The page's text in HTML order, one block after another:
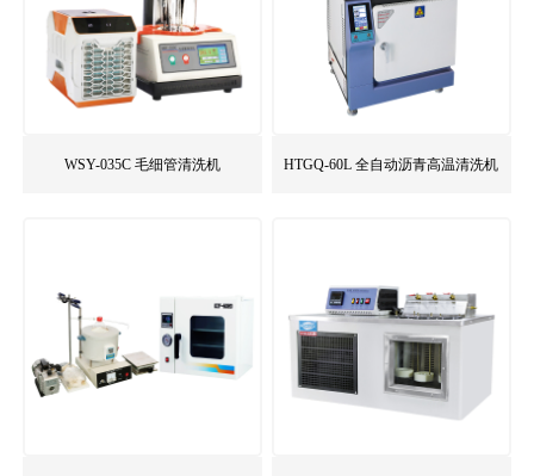
WSY-035C 毛细管清洗机 HTGQ-60L 全自动沥青高温清洗机